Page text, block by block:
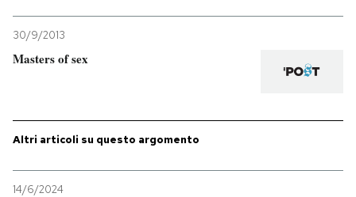
30/9/2013
Masters of sex
Altri articoli su questo argomento
14/6/2024